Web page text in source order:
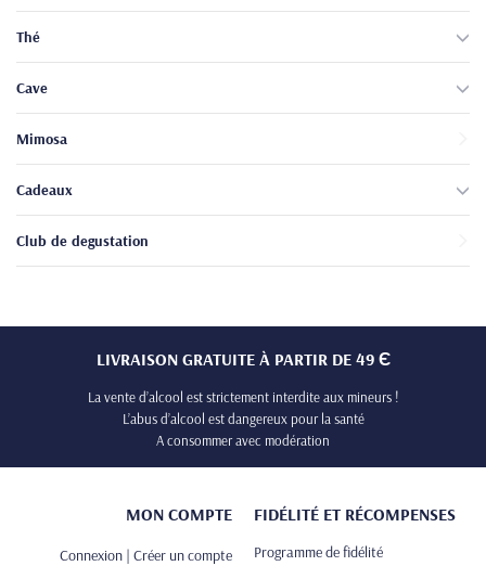
Thé
Cave
Mimosa
Cadeaux
Club de degustation
LIVRAISON GRATUITE À PARTIR DE 49 Є
La vente d’alcool est strictement interdite aux mineurs !
L’abus d’alcool est dangereux pour la santé
A consommer avec modération
MON COMPTE
Connexion | Créer un compte
FIDÉLITÉ ET RÉCOMPENSES
Programme de fidélité